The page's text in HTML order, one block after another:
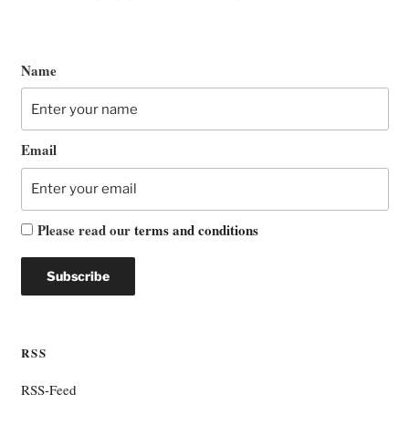
Name
Email
Please read ourterms and conditions
RSS
RSS-Feed